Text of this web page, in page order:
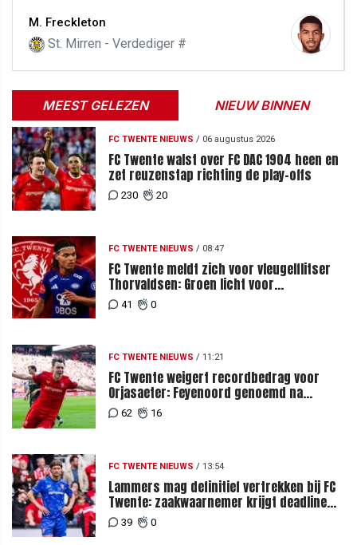
M. Freckleton
St. Mirren - Verdediger #
MEEST GELEZEN NIEUW BINNEN
FC TWENTE NIEUWS / 06 augustus 2026
FC Twente walst over FC DAC 1904 heen en
zet reuzenstap richting de play-offs
230 20
FC TWENTE NIEUWS / 08:47
FC Twente meldt zich voor vleugelflitser
Thorvaldsen: Groen licht voor
miljoenenbod
41 0
FC TWENTE NIEUWS / 11:21
FC Twente weigert recordbedrag voor
Orjasaeter: Feyenoord genoemd na
megabod
62 16
FC TWENTE NIEUWS / 13:54
Lammers mag definitief vertrekken bij FC
Twente: zaakwaarnemer krijgt deadline
vanwege komst vervanger
39 0